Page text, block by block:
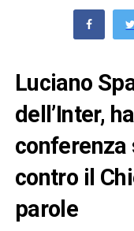
Luciano
dell’Inter,
contro il
parole